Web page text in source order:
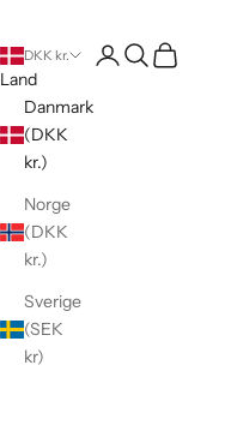
DKK kr.
Land
Danmark
(DKK
kr.)
Norge
(DKK
kr.)
Sverige
(SEK
kr)
Log på
Søg